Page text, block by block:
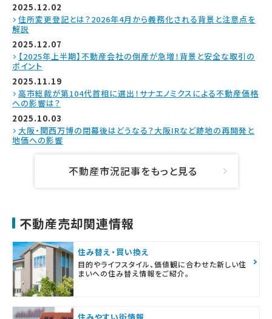
2025.12.02
住所変更登記とは？2026年4月から義務化される背景と注意点を
解説
2025.12.07
【2025年上半期】不動産会社の倒産が急増！背景と安全な取引の
ポイント
2025.11.19
高市総裁が第104代首相に選出！サナエノミクスによる不動産価格
への影響は？
2025.10.03
大阪・関西万博の閉幕後はどうなる？大阪IRなど跡地の再開発と
地価への影響
不動産市況記事をもっと見る
不動産売却関連情報
住み替え・買い換え
目的やライフスタイル、価値観に合わせた新しい住
まいへの住み替え情報をご紹介。
住みやすい街情報